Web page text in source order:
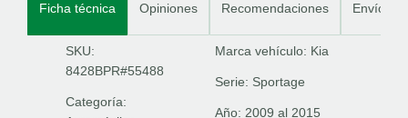
Ficha técnica Opiniones Recomendaciones Envíos
SKU:
8428BPR#55488
Categoría:
Marca vehículo: Kia
Serie: Sportage
Año: 2009 al 2015